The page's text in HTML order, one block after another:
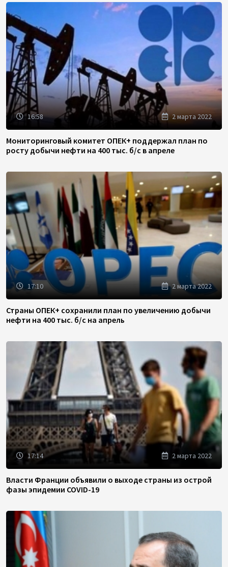
16:58 2 марта 2022
Мониторинговый комитет ОПЕК+ поддержал план по
росту добычи нефти на 400 тыс. б/с в апреле
17:10 2 марта 2022
Страны ОПЕК+ сохранили план по увеличению добычи
нефти на 400 тыс. б/с на апрель
17:14 2 марта 2022
Власти Франции объявили о выходе страны из острой
фазы эпидемии COVID-19